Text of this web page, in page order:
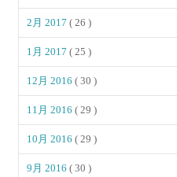
2月 2017( 26 )
1月 2017( 25 )
12月 2016( 30 )
11月 2016( 29 )
10月 2016( 29 )
9月 2016( 30 )